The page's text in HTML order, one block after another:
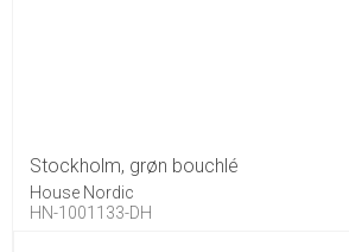
Stockholm, grøn bouchlé
House Nordic
HN-1001133-DH